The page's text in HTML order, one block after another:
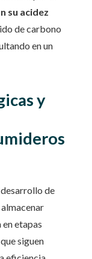
su acidez
de carbono
en un
y
de
etapas
siguen